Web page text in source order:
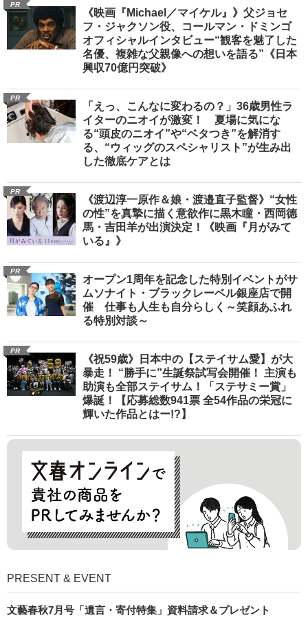
PR
《映画『Michael／マイケル』》父ジョセ
フ・ジャクソン役、コールマン・ドミンゴ
オフィシャルインタビュー“観客を魅了した
名優、複雑な父親像への想いを語る”《日本
興収70億円突破》
PR
「えっ、こんなに変わるの？」36歳男性ラ
イターのニオイが激変！ 夏場に気にな
る“頭皮のニオイ”や“ベタつき”を解消す
る、“ウィッグのスペシャリスト”が生み出
した徹底ケアとは
PR
《渡辺淳一原作＆娘・渡邉直子監督》“女性
の性”を真摯に描く意欲作に黒木瞳・西岡德
馬・吉田羊が出演決定！《映画『月がみて
いる』》
PR
オープン1周年を記念した特別イベントがサ
ムソナイト・ブラックレーベル銀座店で開
催 仕事も人生も自分らしく～笑顔あふれ
る特別対談～
PR
《祝59歳》日本中の【ステイサム愛】が大
暴走！ “勝手に”生誕祭試写会開催！ 主演も
助演も全部ステイサム！「ステサミー賞」
爆誕！【応募総数941票 全54作品の栄冠に
輝いた作品とはー!?】
PRESENT & EVENT
文藝春秋7月号「遺言・寄付特集」資料請求＆プレゼント